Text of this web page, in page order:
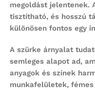
megoldást jelentenek.
tisztítható, és hosszú
különösen fontos egy
A szürke árnyalat
semleges alapot ad,
anyagok és színek
munkafelületek,